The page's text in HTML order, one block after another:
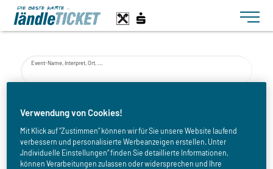
Toggle
Event-Name, Interpret, Ort, ...
bis
Verwendung von Cookies!
Mit Klick auf "Zustimmen" können wir für Sie unsere Website laufend
verbessern und personalisierte Werbeanzeigen erstellen. Unter
„Individuelle Einstellungen“ finden Sie detaillierte Informationen,
können Verarbeitungen zulassen oder widersprechen und Ihre